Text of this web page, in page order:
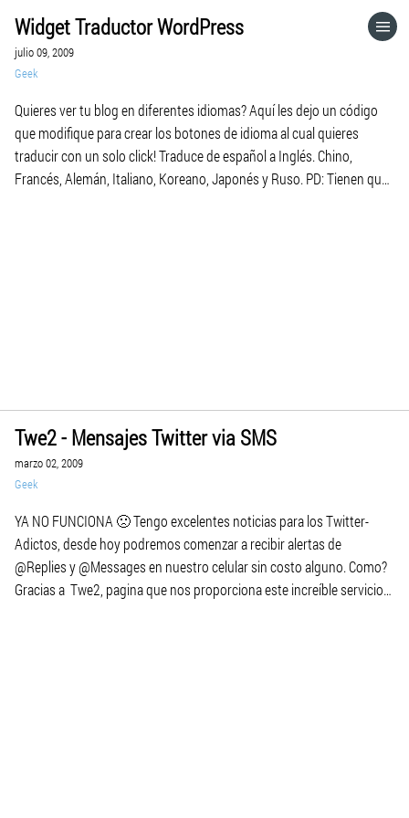
Widget Traductor WordPress
julio 09, 2009
Geek
Quieres ver tu blog en diferentes idiomas? Aquí les dejo un código
que modifique para crear los botones de idioma al cual quieres
traducir con un solo click! Traduce de español a Inglés. Chino,
Francés, Alemán, Italiano, Koreano, Japonés y Ruso. PD: Tienen que
Twe2 - Mensajes Twitter via SMS
marzo 02, 2009
Geek
YA NO FUNCIONA 🙁 Tengo excelentes noticias para los Twitter-
Adictos, desde hoy podremos comenzar a recibir alertas de
@Replies y @Messages en nuestro celular sin costo alguno. Como?
Gracias a Twe2, pagina que nos proporciona este increíble servicio
HOME
IR A